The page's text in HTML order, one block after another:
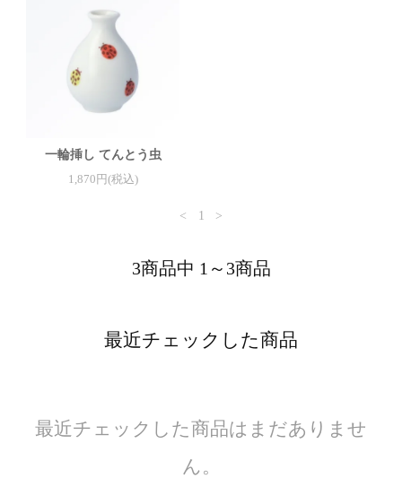
一輪挿し てんとう虫
1,870円(税込)
< 1 >
3商品中 1～3商品
最近チェックした商品
最近チェックした商品はまだありませ
ん。